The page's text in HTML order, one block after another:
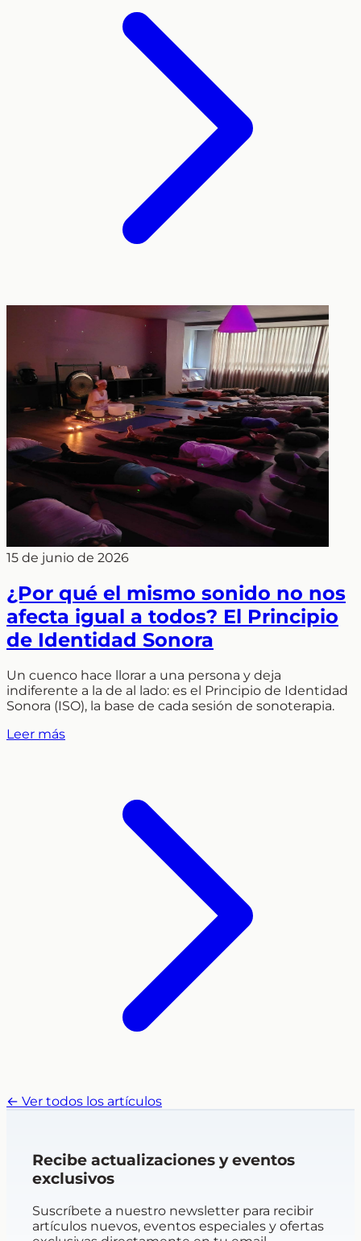
15 de junio de 2026
¿Por qué el mismo sonido no nos
afecta igual a todos? El Principio
de Identidad Sonora
Un cuenco hace llorar a una persona y deja
indiferente a la de al lado: es el Principio de Identidad
Sonora (ISO), la base de cada sesión de sonoterapia.
Leer más
← Ver todos los artículos
Recibe actualizaciones y eventos
exclusivos
Suscríbete a nuestro newsletter para recibir
artículos nuevos, eventos especiales y ofertas